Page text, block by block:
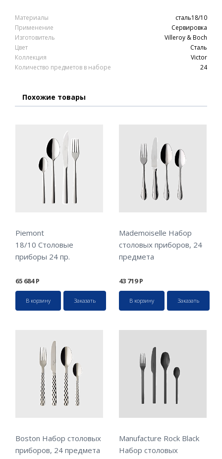
Материалы
сталь18/10
Применение
Сервировка
Изготовитель
Villeroy & Boch
Цвет
Сталь
Коллекция
Victor
Количество предметов в наборе
24
Похожие товары
Piemont
18/10 Столовые
приборы 24 пр.
65 684Р
В корзину Заказать
Mademoiselle Набор
столовых приборов, 24
предмета
43 719Р
В корзину Заказать
Boston Набор столовых
приборов, 24 предмета
Manufacture Rock Black
Набор столовых